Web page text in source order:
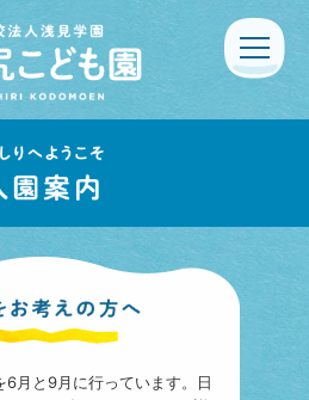
6月と9月に行っています。日